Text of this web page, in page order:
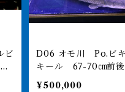
D06 オモ川 Po.ビキールビ
キール 67-70㎝前後
¥500,000